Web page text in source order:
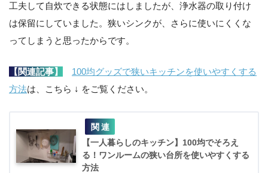
工夫して自炊できる状態にはしましたが、浄水器の取り付け
は保留にしていました。狭いシンクが、さらに使いにくくな
ってしまうと思ったからです。
【関連記事】
100均グッズで狭いキッチンを使いやすくする
方法は、こちら ↓ をご覧ください。
【一人暮らしのキッチン】100均でそろえ
る！ワンルームの狭い台所を使いやすくする
方法